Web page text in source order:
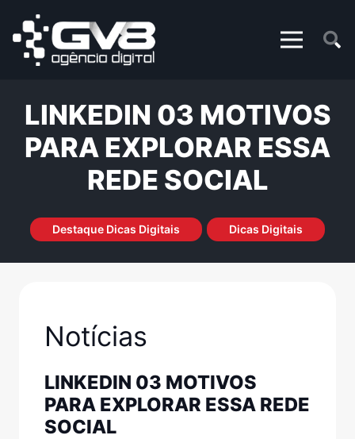
LINKEDIN 03 MOTIVOS
PARA EXPLORAR ESSA
REDE SOCIAL
Destaque Dicas Digitais Dicas Digitais
Notícias
LINKEDIN 03 MOTIVOS
PARA EXPLORAR ESSA REDE
SOCIAL